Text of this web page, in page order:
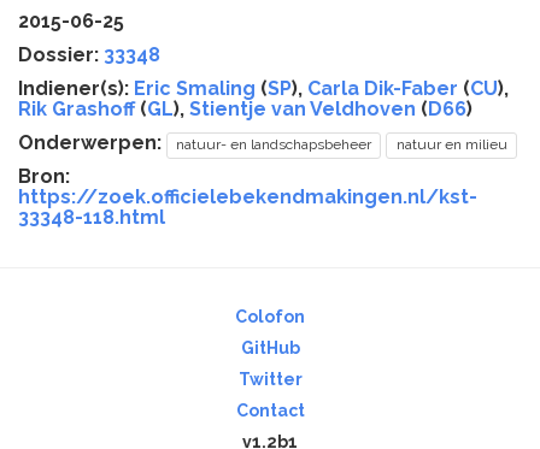
2015-06-25
Dossier: 33348
Indiener(s): Eric Smaling (SP), Carla Dik-Faber (CU),
Rik Grashoff(GL), Stientje van Veldhoven (D66)
Onderwerpen:
natuur- en landschapsbeheer natuur en milieu
Bron:
https://zoek.officielebekendmakingen.nl/kst-
33348-118.html
Colofon
GitHub
Twitter
Contact
v1.2b1